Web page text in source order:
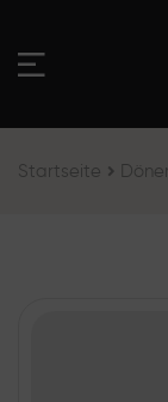
Startseite Döner